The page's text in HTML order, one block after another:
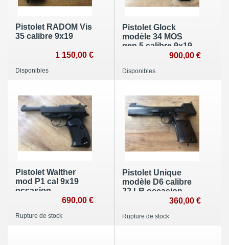
Pistolet RADOM Vis
35 calibre 9x19
1 150,00 €
Disponibles
Pistolet Glock
modèle 34 MOS
gen.5 calibre 9x19
900,00 €
Disponibles
Pistolet Walther
mod P1 cal 9x19
occasion
690,00 €
Rupture de stock
Pistolet Unique
modèle D6 calibre
22 LR occasion
360,00 €
Rupture de stock